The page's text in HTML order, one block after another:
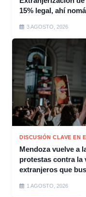
15% legal, ahí
3 AGOSTO, 2026
DISCUSIÓN CLAVE EN
Mendoza vuelve a
protestas contra la
extranjeros que
1 AGOSTO, 2026